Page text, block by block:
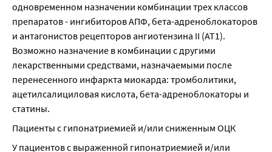
одновременном назначении комбинации трех классов
препаратов - ингибиторов АПФ, бета-адреноблокаторов
и антагонистов рецепторов ангиотензина II (AT1).
Возможно назначение в комбинации с другими
лекарственными средствами, назначаемыми после
перенесенного инфаркта миокарда: тромболитики,
ацетилсалициловая кислота, бета-адреноблокаторы и
статины.
Пациенты с гипонатриемией и/или сниженным ОЦК
У пациентов с выраженной гипонатриемией и/или